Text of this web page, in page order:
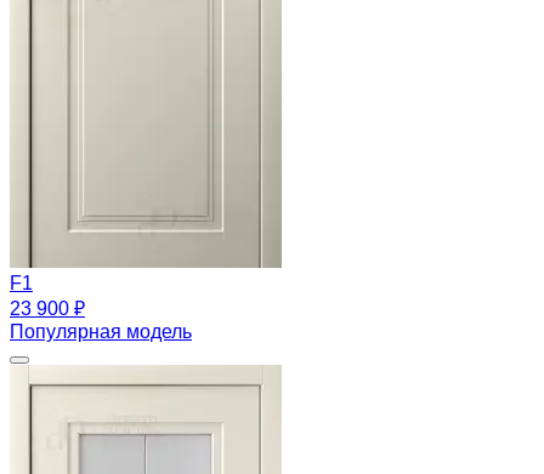
F1
23 900 ₽
Популярная модель